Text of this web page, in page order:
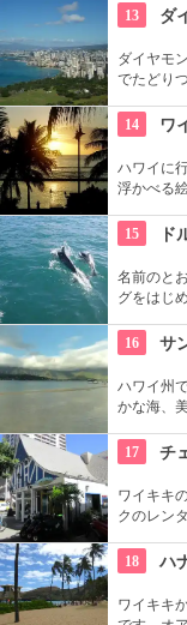
きます。
ます。
13 ダ
ダイヤモ
でたどり
道もある
14 ワ
ハワイに
浮かべる
ド・ヘッ
感したい
15 ド
名前のと
グをはじ
いそう。
てなしも。
16 サ
ハワイ州
かな海、
ーが組ま
17 チ
ワイキキ
クのレン
のレンタ
18 ハ
ワイキキ